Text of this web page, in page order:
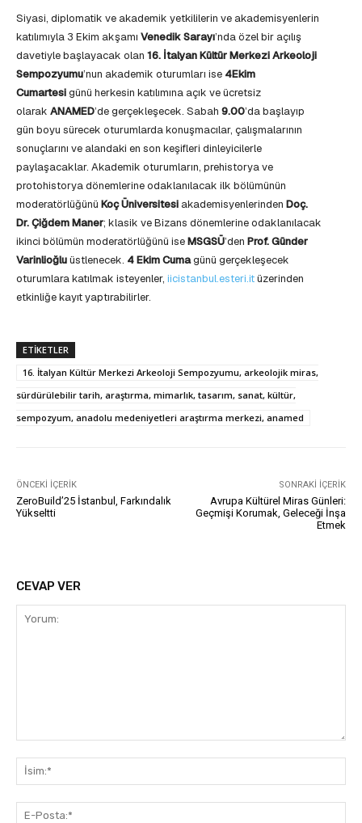
Siyasi, diplomatik ve akademik yetkililerin ve akademisyenlerin
katılımıyla 3 Ekim akşamı Venedik Sarayı’nda özel bir açılış
davetiyle başlayacak olan 16. İtalyan Kültür Merkezi Arkeoloji
Sempozyumu’nun akademik oturumları ise 4Ekim
Cumartesi günü herkesin katılımına açık ve ücretsiz
olarak ANAMED’de gerçekleşecek. Sabah 9.00’da başlayıp
gün boyu sürecek oturumlarda konuşmacılar, çalışmalarının
sonuçlarını ve alandaki en son keşifleri dinleyicilerle
paylaşacaklar. Akademik oturumların, prehistorya ve
protohistorya dönemlerine odaklanılacak ilk bölümünün
moderatörlüğünü KoçÜniversitesi akademisyenlerinden Doç.
Dr. Çiğdem Maner; klasik ve Bizans dönemlerine odaklanılacak
ikinci bölümün moderatörlüğünü iseMSGSÜ’den Prof. Günder
Varinlioğluüstlenecek. 4 Ekim Cumagünü gerçekleşecek
oturumlara katılmak isteyenler, iicistanbul.esteri.itüzerinden
etkinliğe kayıt yaptırabilirler.
ETIKETLER
16. İtalyan Kültür Merkezi Arkeoloji Sempozyumu, arkeolojik miras,
sürdürülebilir tarih, araştırma, mimarlık, tasarım, sanat, kültür,
sempozyum, anadolu medeniyetleri araştırma merkezi, anamed
ÖNCEKI İÇERIK
ZeroBuild’25 İstanbul, Farkındalık
Yükseltti
SONRAKI İÇERIK
Avrupa Kültürel Miras Günleri:
Geçmişi Korumak, Geleceği İnşa
Etmek
CEVAP VER